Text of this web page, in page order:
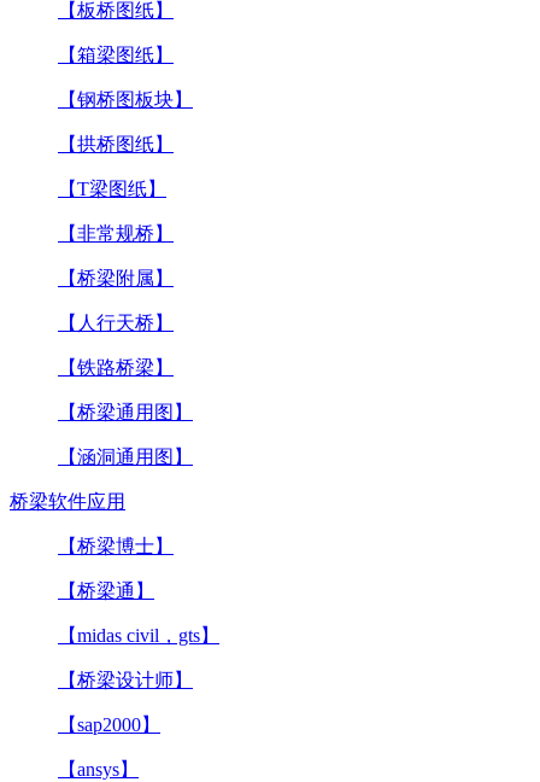
【板桥图纸】
【箱梁图纸】
【钢桥图板块】
【拱桥图纸】
【T梁图纸】
【非常规桥】
【桥梁附属】
【人行天桥】
【铁路桥梁】
【桥梁通用图】
【涵洞通用图】
桥梁软件应用
【桥梁博士】
【桥梁通】
【midas civil，gts】
【桥梁设计师】
【sap2000】
【ansys】